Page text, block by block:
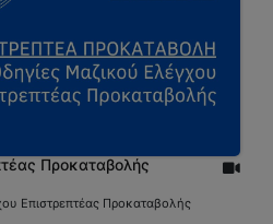
Προκαταβολής
Επιστρεπτέας Προκαταβολής